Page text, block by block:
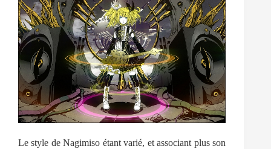
Le style de Nagimiso étant varié, et associant plus son